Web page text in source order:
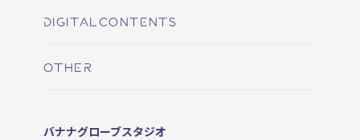
DIGITALCONTENTS
OTHER
バナナグローブスタジオ